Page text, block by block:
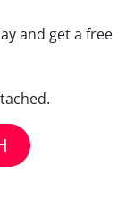
and get a free